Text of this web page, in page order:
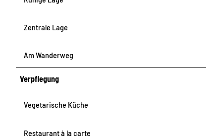
Zentrale Lage
Am Wanderweg
Verpflegung
Vegetarische Küche
Restaurant à la carte